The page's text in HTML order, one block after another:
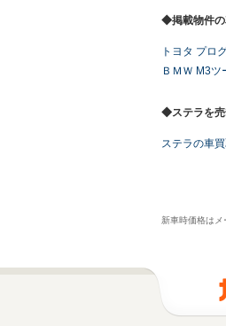
◆掲載物件の
トヨタ プロ
ＢＭＷ M3ツ
◆ステラを売
ステラの車
新車時価格はメ